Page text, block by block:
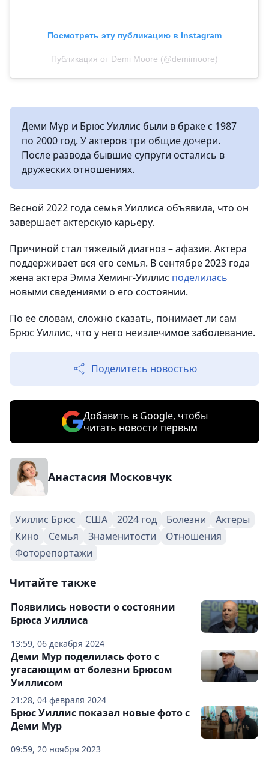
Посмотреть эту публикацию в Instagram
Публикация от Demi Moore (@demimoore)
Деми Мур и Брюс Уиллис были в браке с 1987
по 2000 год. У актеров три общие дочери.
После развода бывшие супруги остались в
дружеских отношениях.
Весной 2022 года семья Уиллиса объявила, что он
завершает актерскую карьеру.
Причиной стал тяжелый диагноз – афазия. Актера
поддерживает вся его семья. В сентябре 2023 года
жена актера Эмма Хеминг-Уиллис поделилась
новыми сведениями о его состоянии.
По ее словам, сложно сказать, понимает ли сам
Брюс Уиллис, что у него неизлечимое заболевание.
Поделитесь новостью
Добавить в Google, чтобы
читать новости первым
Анастасия Московчук
Уиллис Брюс США 2024 год Болезни
Актеры
Кино
Семья Знаменитости
Отношения
Фоторепортажи
Читайте также
13:59, 06 декабря 2024
Появились новости о состоянии
Брюса Уиллиса
21:28, 04 февраля 2024
Деми Мур поделилась фото с
угасающим от болезни Брюсом
Уиллисом
09:59, 20 ноября 2023
Брюс Уиллис показал новые фото с
Деми Мур